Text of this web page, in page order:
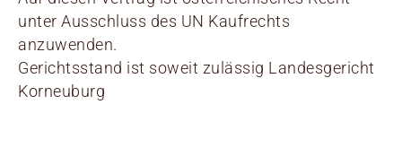
unter Ausschluss des UN Kaufrechts
anzuwenden.
Gerichtsstand ist soweit zulässig Landesgericht
Korneuburg